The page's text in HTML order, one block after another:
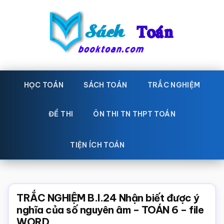
Sách
Toán
toán
Học
toán,
giáo
Toán,
trắc
HỌC TOÁN SÁCH TOÁN TRẮC NGHIỆM
ĐỀ THI ÔN THI TN THPT TOÁN
TIỆN ÍCH TOÁN
TRẮC NGHIỆM B.I.24 Nhận biết được ý
nghĩa của số nguyên âm – TOÁN 6 – file